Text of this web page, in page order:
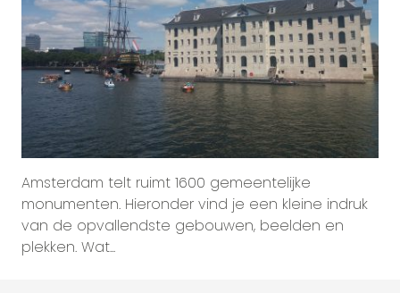
Amsterdam telt ruimt 1600 gemeentelijke
monumenten. Hieronder vind je een kleine indruk
van de opvallendste gebouwen, beelden en
plekken. Wat...